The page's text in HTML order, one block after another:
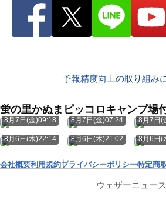
予報精度向上の取り組み
蛍の里かぬまピッコロキャンプ場
8月7日(金)09:18 8月7日(金)07:24 8月7日(
8月6日(木)22:14 8月6日(木)21:02 8月6日(
会社概要利用規約プライバシーポリシー特定商
ウェザーニュース